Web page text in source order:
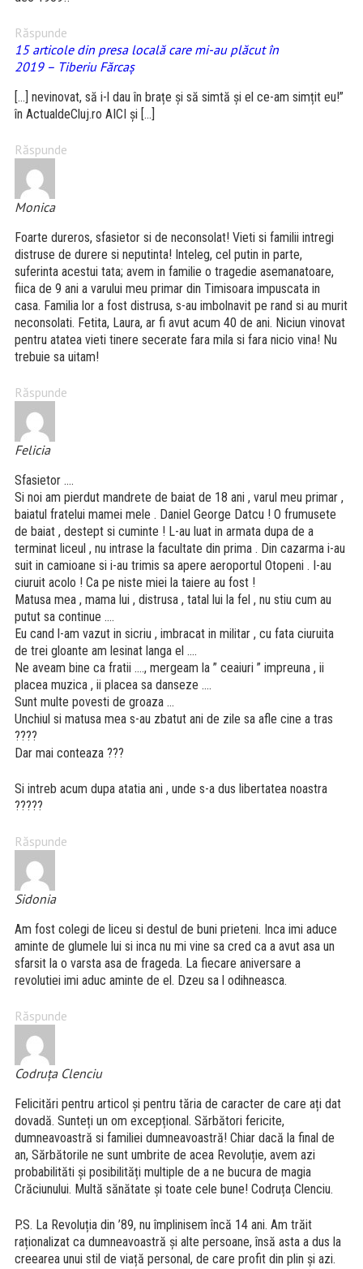
Răspunde
15 articole din presa locală care mi-au plăcut în
2019 – Tiberiu Fărcaş
[…] nevinovat, să i-l dau în brațe și să simtă și el ce-am simțit eu!”
în ActualdeCluj.ro AICI și […]
Răspunde
Monica
Foarte dureros, sfasietor si de neconsolat! Vieti si familii intregi
distruse de durere si neputinta! Inteleg, cel putin in parte,
suferinta acestui tata; avem in familie o tragedie asemanatoare,
fiica de 9 ani a varului meu primar din Timisoara impuscata in
casa. Familia lor a fost distrusa, s-au imbolnavit pe rand si au murit
neconsolati. Fetita, Laura, ar fi avut acum 40 de ani. Niciun vinovat
pentru atatea vieti tinere secerate fara mila si fara nicio vina! Nu
trebuie sa uitam!
Răspunde
Felicia
Sfasietor ….
Si noi am pierdut mandrete de baiat de 18 ani , varul meu primar ,
baiatul fratelui mamei mele . Daniel George Datcu ! O frumusete
de baiat , destept si cuminte ! L-au luat in armata dupa de a
terminat liceul , nu intrase la facultate din prima . Din cazarma i-au
suit in camioane si i-au trimis sa apere aeroportul Otopeni . I-au
ciuruit acolo ! Ca pe niste miei la taiere au fost !
Matusa mea , mama lui , distrusa , tatal lui la fel , nu stiu cum au
putut sa continue ….
Eu cand l-am vazut in sicriu , imbracat in militar , cu fata ciuruita
de trei gloante am lesinat langa el ….
Ne aveam bine ca fratii …., mergeam la ” ceaiuri ” impreuna , ii
placea muzica , ii placea sa danseze ….
Sunt multe povesti de groaza …
Unchiul si matusa mea s-au zbatut ani de zile sa afle cine a tras
????
Dar mai conteaza ???
Si intreb acum dupa atatia ani , unde s-a dus libertatea noastra
?????
Răspunde
Sidonia
Am fost colegi de liceu si destul de buni prieteni. Inca imi aduce
aminte de glumele lui si inca nu mi vine sa cred ca a avut asa un
sfarsit la o varsta asa de frageda. La fiecare aniversare a
revolutiei imi aduc aminte de el. Dzeu sa l odihneasca.
Răspunde
Codruța Clenciu
Felicitări pentru articol și pentru tăria de caracter de care ați dat
dovadă. Sunteți un om excepțional. Sărbători fericite,
dumneavoastră si familiei dumneavoastră! Chiar dacă la final de
an, Sărbătorile ne sunt umbrite de acea Revoluție, avem azi
probabilităti și posibilități multiple de a ne bucura de magia
Crăciunului. Multă sănătate și toate cele bune! Codruța Clenciu.
P.S. La Revoluția din ’89, nu împlinisem încă 14 ani. Am trăit
raționalizat ca dumneavoastră și alte persoane, însă asta a dus la
creearea unui stil de viață personal, de care profit din plin și azi.